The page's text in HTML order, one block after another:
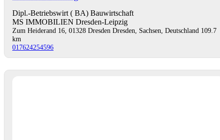
Dipl.-Betriebswirt ( BA) Bauwirtschaft
MS IMMOBILIEN Dresden-Leipzig
Zum Heiderand 16, 01328 Dresden Dresden, Sachsen, Deutschland 109.7
km
017624254596